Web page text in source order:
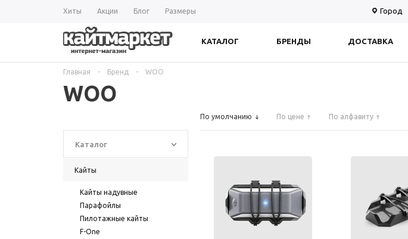
Хиты Акции Блог Размеры Город
КАТАЛОГ БРЕНДЫ ДОСТАВКА
Главная - Бренд - WOO
WOO
Каталог
Кайты
Кайты надувные
Парафойлы
Пилотажные кайты
F-One
По умолчанию По цене По алфавиту